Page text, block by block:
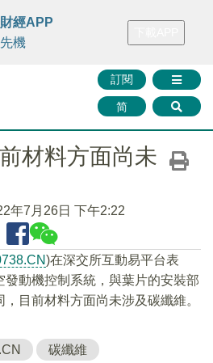
FINMETA 財華證券 媒體矩陣
訂閱
简
經APP
機
材料方面尚未
年7月26日 下午2:22
)在深交所互動易平台表
發動機控制系統，與葉片的安裝部
目前材料方面尚未涉及碳纖維。
碳纖維